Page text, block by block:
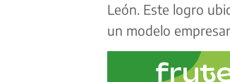
León. Este logro
un modelo